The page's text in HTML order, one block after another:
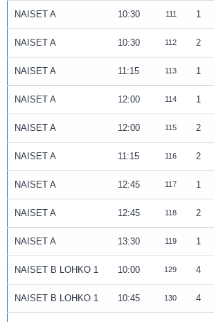
NAISET A 10:30 111 1
NAISET A 10:30 112 2
NAISET A 11:15 113 1
NAISET A 12:00 114 1
NAISET A 12:00 115 2
NAISET A 11:15 116 2
NAISET A 12:45 117 1
NAISET A 12:45 118 2
NAISET A 13:30 119 1
NAISET B LOHKO 1 10:00 129 4
NAISET B LOHKO 1 10:45 130 4